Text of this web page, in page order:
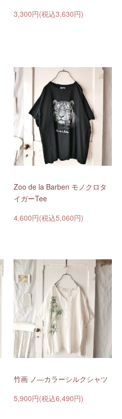
3,300円(税込3,630円)
Zoo de la Barben モノクロタ
イガーTee
4,600円(税込5,060円)
竹画 ノ―カラーシルクシャツ
5,900円(税込6,490円)